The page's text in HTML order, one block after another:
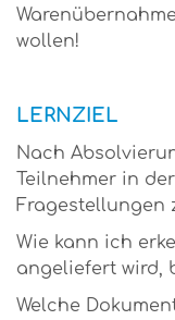
wollen!
LERNZIEL
Nach
Teilnehmer in
Fragestellungen
Wie kann ich
angeliefert wird,
Welche